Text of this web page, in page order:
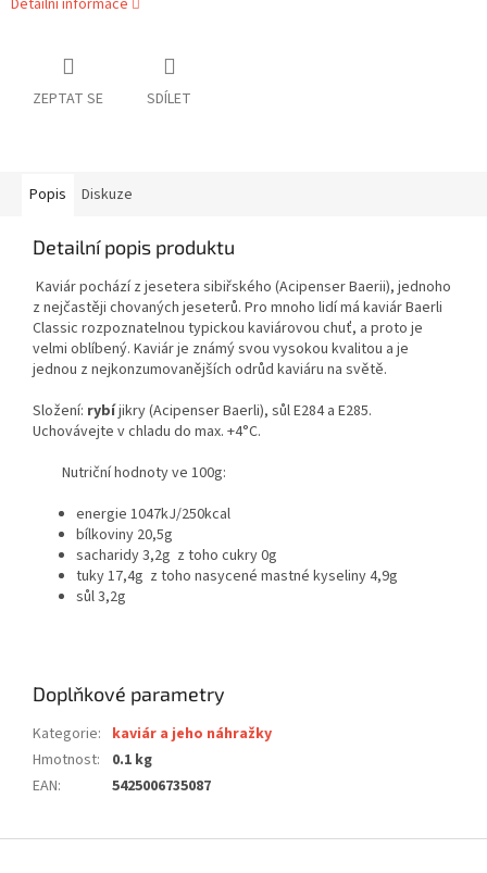
Detailní informace
ZEPTAT SE SDÍLET
Popis Diskuze
Detailní popis produktu
Kaviár pochází z jesetera sibiřského (Acipenser Baerii), jednoho
z nejčastěji chovaných jeseterů. Pro mnoho lidí má kaviár Baerli
Classic rozpoznatelnou typickou kaviárovou chuť, a proto je
velmi oblíbený. Kaviár je známý svou vysokou kvalitou a je
jednou z nejkonzumovanějších odrůd kaviáru na světě.
Složení: rybíjikry (Acipenser Baerli), sůl E284 a E285.
Uchovávejte v chladu do max. +4°C.
Nutriční hodnoty ve 100g:
energie 1047kJ/250kcal
bílkoviny 20,5g
sacharidy 3,2g z toho cukry 0g
tuky 17,4g z toho nasycené mastné kyseliny 4,9g
sůl 3,2g
Doplňkové parametry
Kategorie: kaviár a jeho náhražky
Hmotnost:
0.1 kg
EAN: 5425006735087